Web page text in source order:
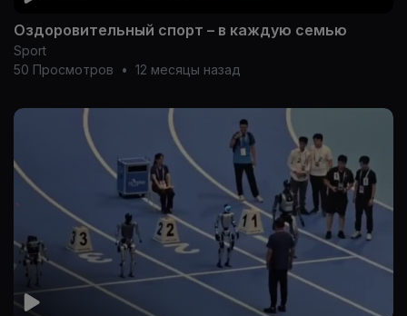
Оздоровительный спорт – в каждую семью
Sport
50 Просмотров
• 12 месяцы назад